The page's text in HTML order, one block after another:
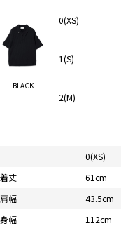
BLACK
0(XS)
1(S)
2(M)
着丈
肩幅
身幅
0(XS)
61cm
43.5cm
112cm